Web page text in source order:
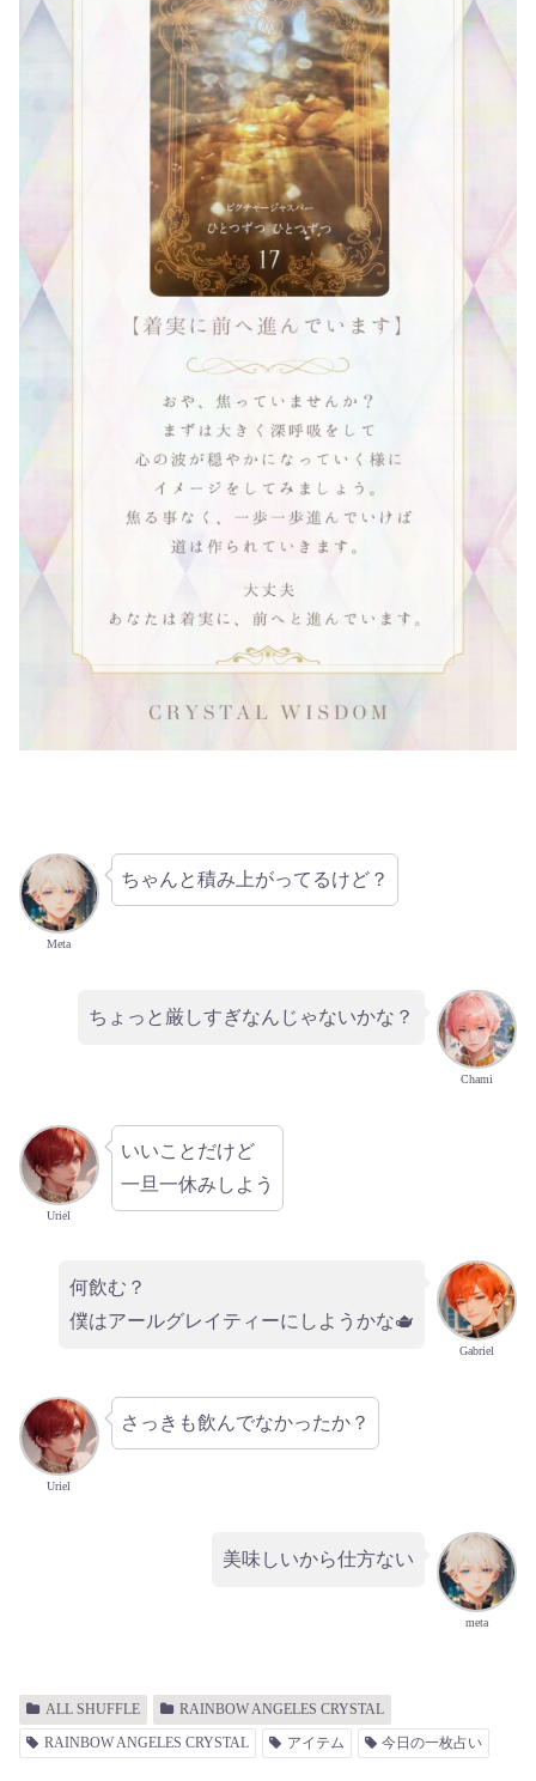
Meta
ちゃんと積み上がってるけど？
Chami
ちょっと厳しすぎなんじゃないかな？
Uriel
いいことだけど
一旦一休みしよう
Gabriel
何飲む？
僕はアールグレイティーにしようかな🫖
Uriel
さっきも飲んでなかったか？
meta
美味しいから仕方ない
ALL SHUFFLE
RAINBOW ANGELES CRYSTAL
RAINBOW ANGELES CRYSTAL
アイテム 今日の一枚占い